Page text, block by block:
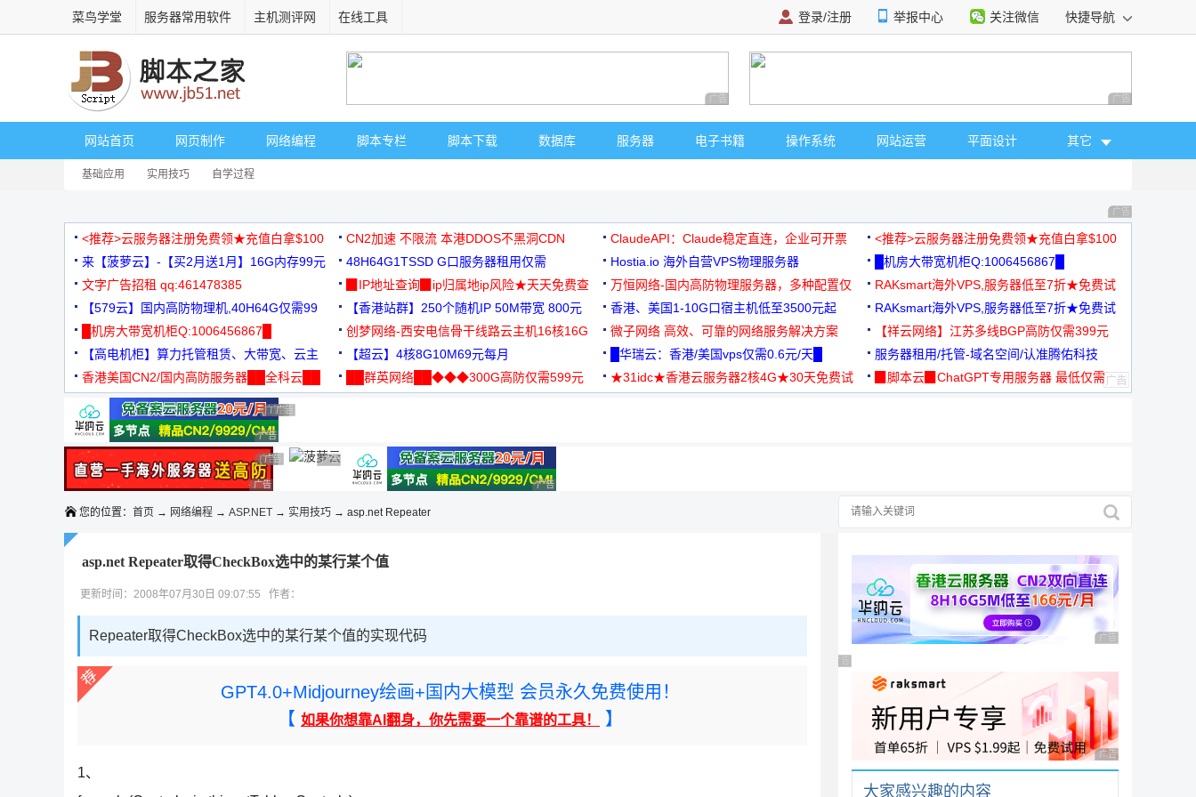
菜鸟学堂 服务器常用软件 主机测评网 在线工具 登录/注册 举报中心 关注微信 快捷导航
广告 商业广告，理性选择 广告 商业广告，理
网站首页 网页制作 网络编程 脚本专栏 脚本下载 数据库 服务器 电子书籍 操作系统 网站运营 平面设计 其它
基础应用 实用技巧 自学过程
广告 商业广告，理
<推荐>云服务器注册免费领★充值白拿$100 CN2加速 不限流 本港DDOS不黑洞CDN ClaudeAPI：Claude稳定直连，企业可开票
<推荐>云服务器注册免费领★充值白拿$100
来【菠萝云】-【买2月送1月】16G内存99元
48H64G1TSSD G口服务器租用仅需
3000+可免费测试
Hostia.io 海外自营VPS物理服务器
█机房大带宽机柜Q:1006456867█
文字广告招租 qq:461478385
▉IP地址查询▉ip归属地ip风险★天天免费查
万恒网络-国内高防物理服务器，多种配置仅
99元/月起
RAKsmart海外VPS,服务器低至7折★免费试
用★
【579云】国内高防物理机,40H64G仅需99
元
【香港站群】250个随机IP 50M带宽 800元 香港、美国1-10G口宿主机低至3500元起
RAKsmart海外VPS,服务器低至7折★免费试
用★
█机房大带宽机柜Q:1006456867█
创梦网络-西安电信骨干线路云主机16核16G
88元/月
微子网络 高效、可靠的网络服务解决方案
【祥云网络】江苏多线BGP高防仅需399元
【高电机柜】算力托管租赁、大带宽、云主
机
【超云】4核8G10M69元每月 █华瑞云：香港/美国vps仅需0.6元/天█
服务器租用/托管-域名空间/认准腾佑科技
香港美国CN2/国内高防服务器██全科云██
██群英网络██◆◆◆300G高防仅需599元
★31idc★香港云服务器2核4G★30天免费试
▉脚本云▉ChatGPT专用服务器 最低仅需
广告 商业广告，理性选择
广告 商业广告，理性选择
广告 商业广告，理性选择
广告 商业广告，理性选择
广告 商业广告，理性选择
广告 商业广告，理性选择
广告 商业广告，理性选择
广告 商业广告，理性选择广告 商业广告，理性选择
广告 商业广告，理性选择
您的位置： 首页 → 网络编程 → ASP.NET → 实用技巧 → asp.net Repeater
asp.net Repeater取得CheckBox选中的某行某个值
更新时间：2008年07月30日 09:07:55 作者：
Repeater取得CheckBox选中的某行某个值的实现代码
GPT4.0+Midjourney绘画+国内大模型 会员永久免费使用！
【 如果你想靠AI翻身，你先需要一个靠谱的工具！ 】
1、
广告 商业广告，理性
广告 商业广告，理性选择
广告 商业广告，理性
大家感兴趣的内容